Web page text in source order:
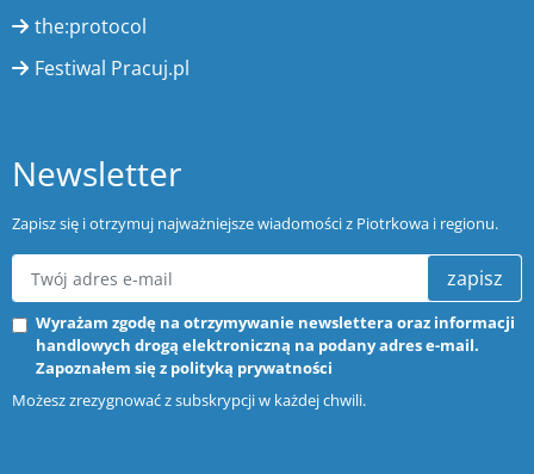
the:protocol
Festiwal Pracuj.pl
Newsletter
Zapisz się i otrzymuj najważniejsze wiadomości z Piotrkowa i regionu.
zapisz
Wyrażam zgodę na otrzymywanie newslettera oraz informacji
handlowych drogą elektroniczną na podany adres e-mail.
Zapoznałem się z polityką prywatności
Możesz zrezygnować z subskrypcji w każdej chwili.